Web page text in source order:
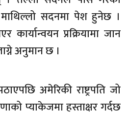
सदनमा पेश हुनेछ ।
कार्यान्वयन प्रक्रियामा जान
अनुमान छ ।
अमेरिकी राष्ट्रपति जो
प्याकेजमा हस्ताक्षर गर्दछ